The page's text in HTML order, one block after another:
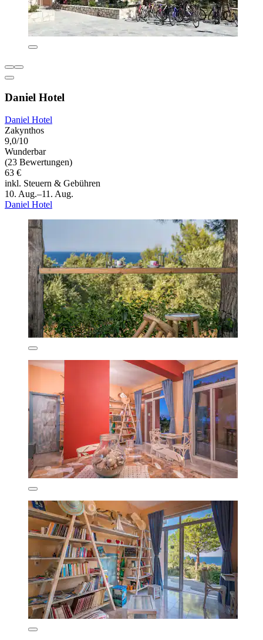
Daniel Hotel
Daniel Hotel
Zakynthos
9,0/10
Wunderbar
(23 Bewertungen)
63 €
inkl. Steuern & Gebühren
10. Aug.–11. Aug.
Daniel Hotel